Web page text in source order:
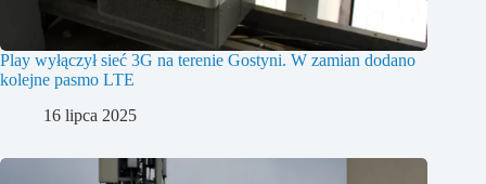
Play wyłączył sieć 3G na terenie Gostyni. W zamian dodano
kolejne pasmo LTE
16 lipca 2025